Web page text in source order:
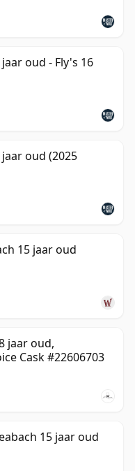
oud - Fly's 16
oud (2025
15 jaar oud
jaar oud,
Cask #22606703
15 jaar oud